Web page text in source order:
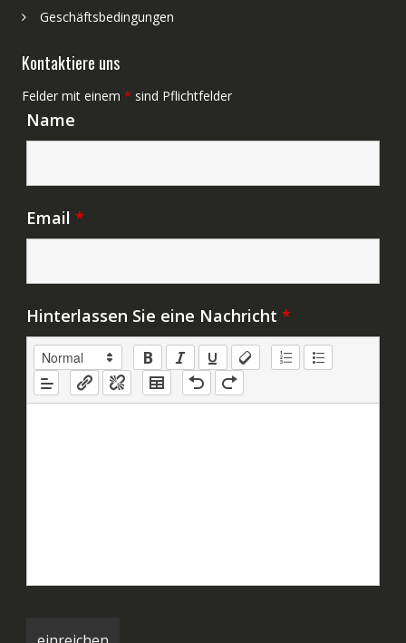
Geschäftsbedingungen
Kontaktiere uns
Felder mit einem * sind Pflichtfelder
Name
Email *
Hinterlassen Sie eine Nachricht *